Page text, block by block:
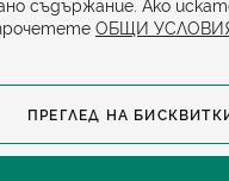
© 2024. Всички права
ОБЩИ
ПРЕГЛЕД НА